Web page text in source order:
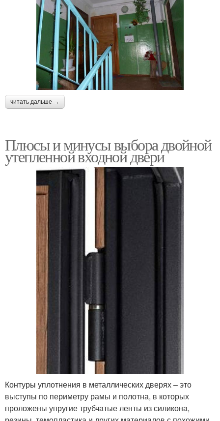
читать дальше →
Плюсы и минусы выбора двойной
утепленной входной двери
Контуры уплотнения в металлических дверях – это
выступы по периметру рамы и полотна, в которых
проложены упругие трубчатые ленты из силикона,